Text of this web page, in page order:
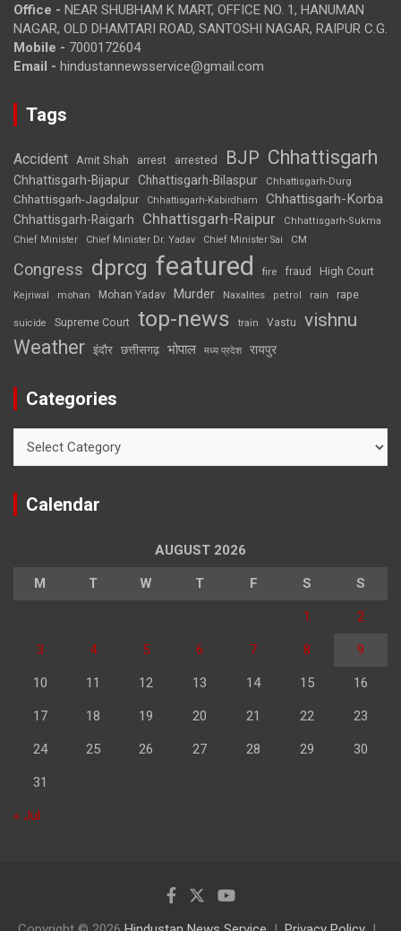
Office - NEAR SHUBHAM K MART, OFFICE NO. 1, HANUMAN
NAGAR, OLD DHAMTARI ROAD, SANTOSHI NAGAR, RAIPUR C.G.
Mobile - 7000172604
Email - hindustannewsservice@gmail.com
Tags
Accident Amit Shah arrest arrested BJP Chhattisgarh
Chhattisgarh-Bijapur Chhattisgarh-Bilaspur Chhattisgarh-Durg
Chhattisgarh-Jagdalpur Chhattisgarh-Kabirdham Chhattisgarh-Korba
Chhattisgarh-Raigarh Chhattisgarh-Raipur
Chhattisgarh-Sukma
Chief Minister
Chief Minister Dr. Yadav Chief Minister Sai CM
Congress dprcg featured fire fraud High Court
Kejriwal mohan Mohan Yadav Murder Naxalites petrol rain rape
suicide Supreme Court top-news train Vastu vishnu
Weather इंदौर छत्तीसगढ़ भोपाल मध्य प्रदेश रायपुर
Categories
Calendar
AUGUST 2026
M T W T F S S
1 2
3 4 5 6 7 8 9
10 11 12 13 14 15 16
17 18 19 20 21 22 23
24 25 26 27 28 29 30
31
« Jul